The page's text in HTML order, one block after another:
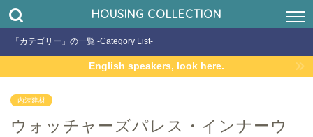
HOUSING COLLECTION
「カテゴリー」の一覧 -Category List-
English speakers, look here.
内装建材
ウォッチャーズパレス・インナーウ